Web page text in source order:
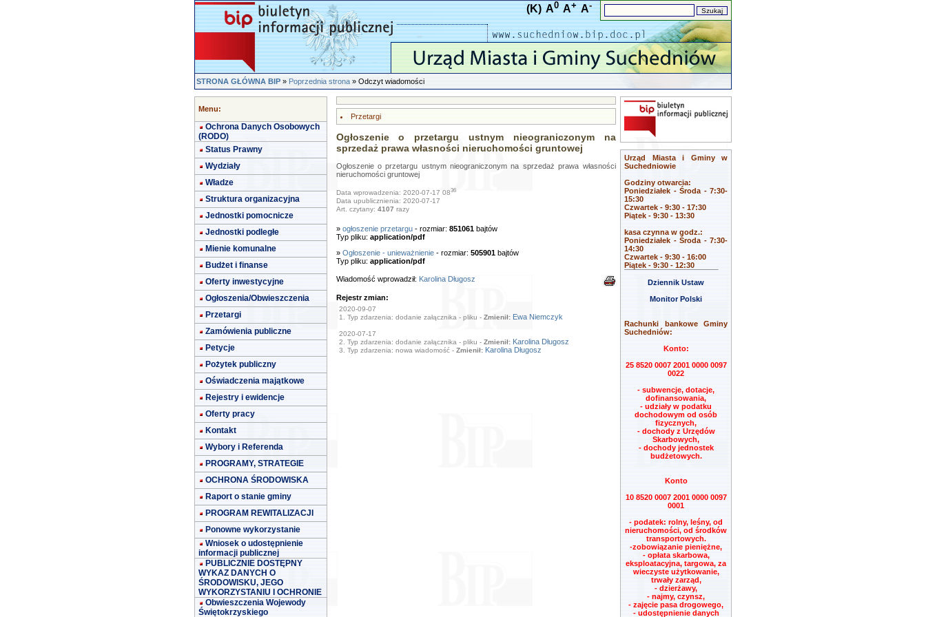
(K) A0 A+ A-
STRONA GŁÓWNA BIP»Poprzednia strona» Odczyt wiadomości
Menu:
Ochrona Danych Osobowych
(RODO)
Status Prawny
Wydziały
Władze
Struktura organizacyjna
Jednostki pomocnicze
Jednostki podległe
Mienie komunalne
Budżet i finanse
Oferty inwestycyjne
Ogłoszenia/Obwieszczenia
Przetargi
Zamówienia publiczne
Petycje
Pożytek publiczny
Oświadczenia majątkowe
Rejestry i ewidencje
Oferty pracy
Kontakt
Wybory i Referenda
PROGRAMY, STRATEGIE
OCHRONA ŚRODOWISKA
Raport o stanie gminy
PROGRAM REWITALIZACJI
Ponowne wykorzystanie
Wniosek o udostępnienie
informacji publicznej
PUBLICZNIE DOSTĘPNY
WYKAZ DANYCH O
ŚRODOWISKU, JEGO
WYKORZYSTANIU I OCHRONIE
Obwieszczenia Wojewody
Świętokrzyskiego
Przetargi
Ogłoszenie o przetargu ustnym nieograniczonym na
sprzedaż prawa własności nieruchomości gruntowej
Ogłoszenie o przetargu ustnym nieograniczonym na sprzedaż prawa własności
nieruchomości gruntowej
Data wprowadzenia: 2020-07-17 0836
Data upublicznienia: 2020-07-17
Art. czytany: 4107 razy
» ogłoszenie przetargu- rozmiar: 851061bajtów
Typ pliku: application/pdf
» Ogłoszenie - unieważnienie- rozmiar: 505901bajtów
Typ pliku: application/pdf
Wiadomość wprowadził: Karolina Długosz
Rejestr zmian:
2020-09-07
1. Typ zdarzenia: dodanie załącznika - pliku - Zmienił: Ewa Niemczyk
2020-07-17
2. Typ zdarzenia: dodanie załącznika - pliku - Zmienił: Karolina Długosz
3. Typ zdarzenia: nowa wiadomość - Zmienił: Karolina Długosz
Urząd Miasta i Gminy w
Suchedniowie
Godziny otwarcia:
Poniedziałek - Środa - 7:30-
15:30
Czwartek - 9:30 - 17:30
Piątek - 9:30 - 13:30
kasa czynna w godz.:
Poniedziałek - Środa - 7:30-
14:30
Czwartek - 9:30 - 16:00
Piątek - 9:30 - 12:30
Dziennik Ustaw
Monitor Polski
Rachunki bankowe Gminy
Suchedniów:
Konto:
25 8520 0007 2001 0000 0097
0022
- subwencje, dotacje,
dofinansowania,
- udziały w podatku
dochodowym od osób
fizycznych,
- dochody z Urzędów
Skarbowych,
- dochody jednostek
budżetowych.
Konto
10 8520 0007 2001 0000 0097
0001
- podatek: rolny, leśny, od
nieruchomości, od środków
transportowych.
-zobowiązanie pieniężne,
- opłata skarbowa,
eksploatacyjna, targowa, za
wieczyste użytkowanie,
trwały zarząd,
- dzierżawy,
- najmy, czynsz,
- zajęcie pasa drogowego,
- udostępnienie danych